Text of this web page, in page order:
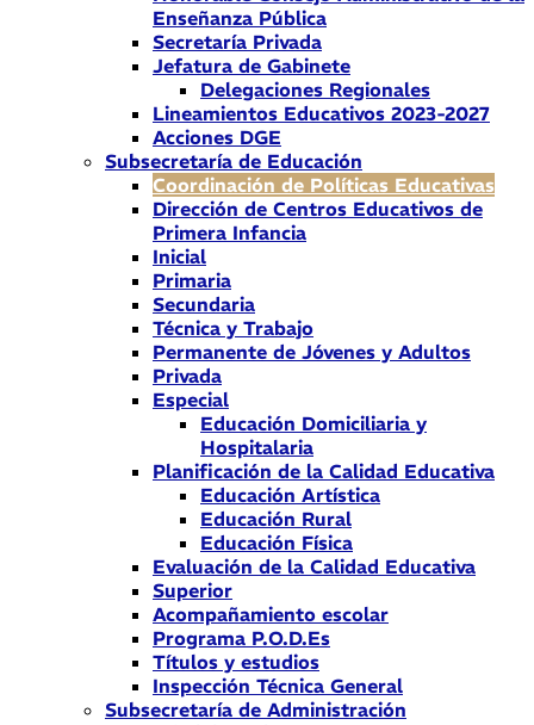
Enseñanza Pública
Secretaría Privada
Jefatura de Gabinete
Delegaciones Regionales
Lineamientos Educativos 2023-2027
Acciones DGE
Subsecretaría de Educación
Coordinación de Políticas Educativas
Dirección de Centros Educativos de
Primera Infancia
Inicial
Primaria
Secundaria
Técnica y Trabajo
Permanente de Jóvenes y Adultos
Privada
Especial
Educación Domiciliaria y
Hospitalaria
Planificación de la Calidad Educativa
Educación Artística
Educación Rural
Educación Física
Evaluación de la Calidad Educativa
Superior
Acompañamiento escolar
Programa P.O.D.Es
Títulos y estudios
Inspección Técnica General
Subsecretaría de Administración